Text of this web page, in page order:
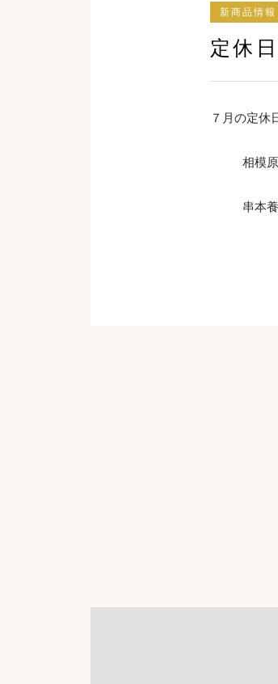
新商品情報
定休
７月の定休
相模
串本